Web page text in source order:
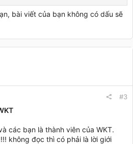
bài viết của bạn không có dấu sẽ
#3
các bạn là thành viên của WKT.
không đọc thì có phải là lời giới